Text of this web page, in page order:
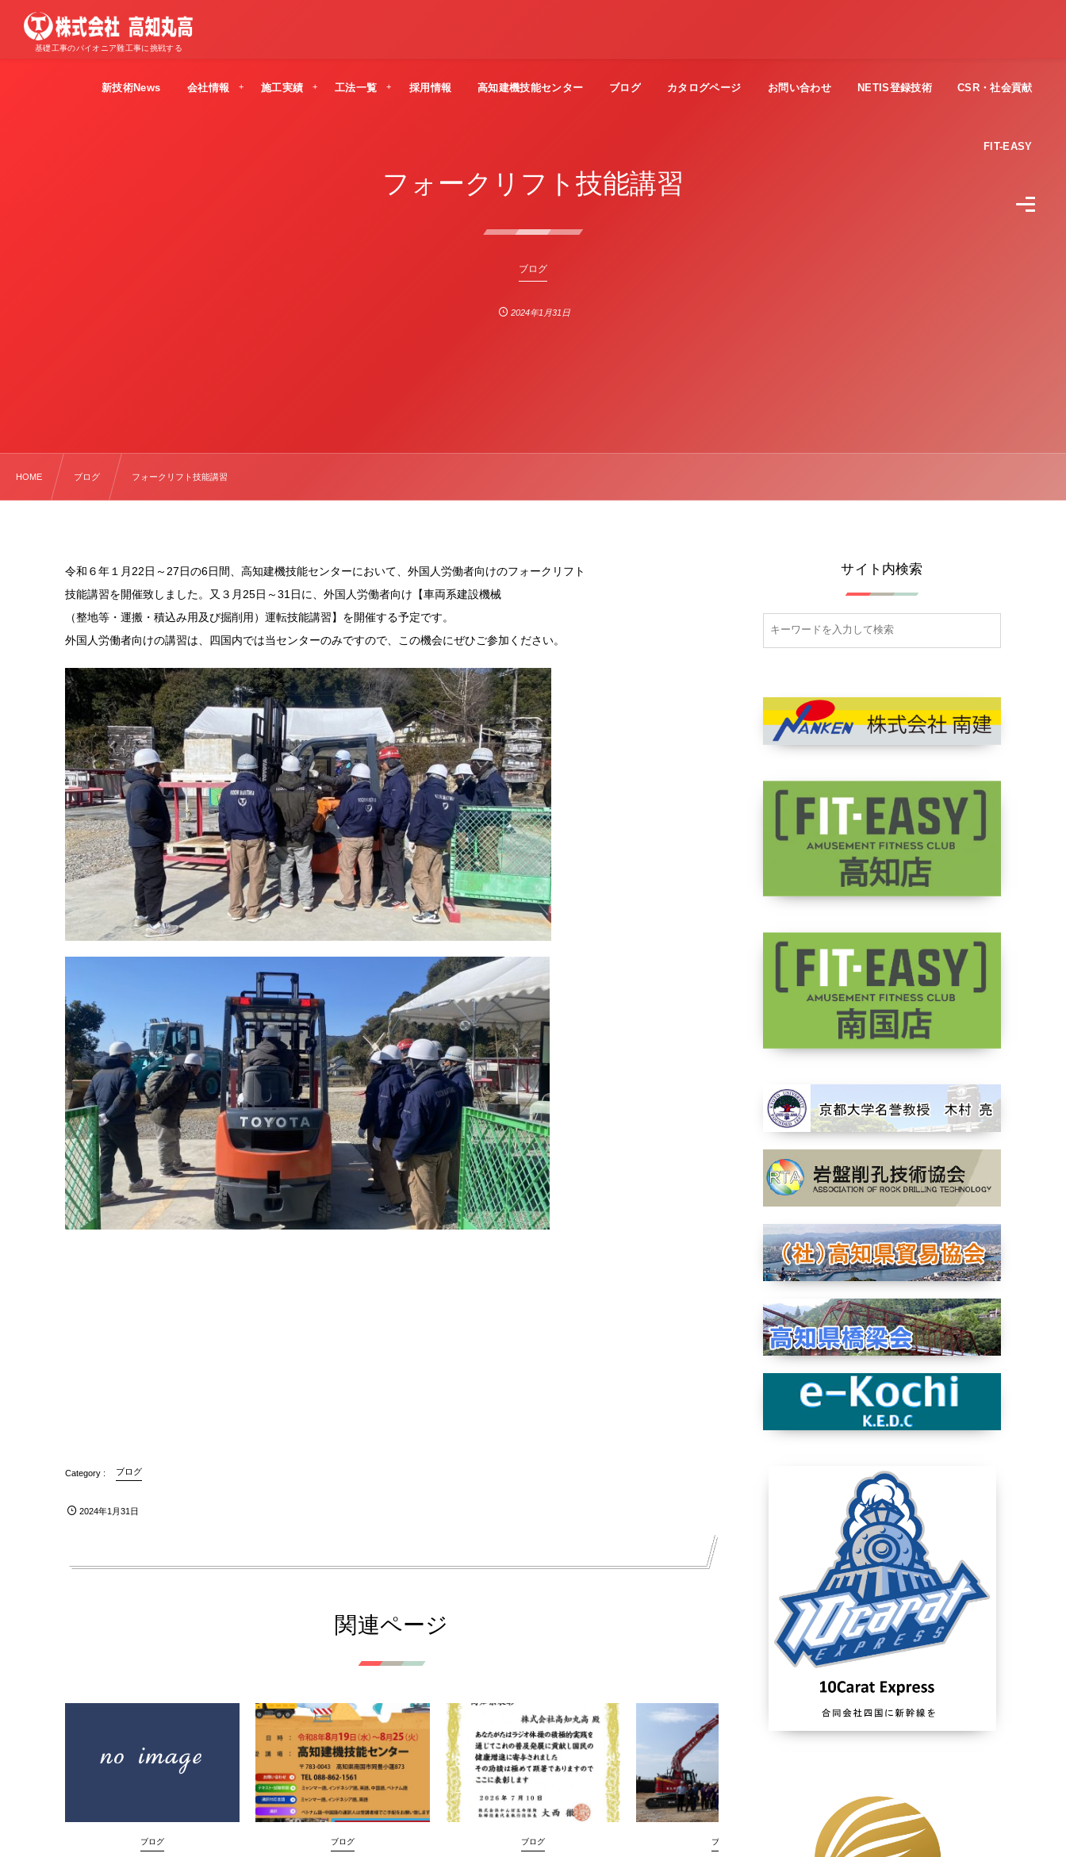
基礎工事のパイオニア難工事に挑戦する
新技術News 会社情報 施工実績 工法一覧 採用情報 高知建機技能センター ブログ カタログページ お問い合わせ NETIS登録技術 CSR・社会貢献
FIT-EASY
フォークリフト技能講習
ブログ
2024年1月31日
HOME ブログ フォークリフト技能講習
令和６年１月22日～27日の6日間、高知建機技能センターにおいて、外国人労働者向けのフォークリフト
技能講習を開催致しました。又３月25日～31日に、外国人労働者向け【車両系建設機械
（整地等・運搬・積込み用及び掘削用）運転技能講習】を開催する予定です。
外国人労働者向けの講習は、四国内では当センターのみですので、この機会にぜひご参加ください。
ブログ
2024年1月31日
関連ページ
ブログ ブログ ブログ ブログ ブログ
サイト内検索